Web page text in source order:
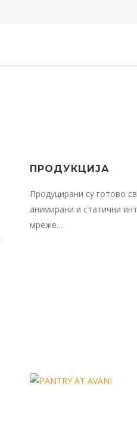
ПРОДУКЦИЈА
Продуцирани су готово
анимирани и статични
мреже…